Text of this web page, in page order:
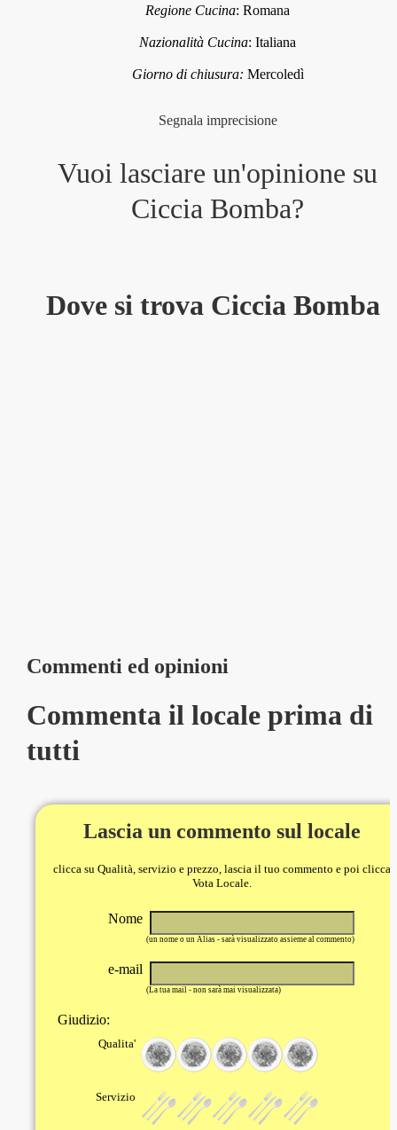
Regione Cucina:Romana
Nazionalità Cucina:Italiana
Giorno di chiusura: Mercoledì
Segnala imprecisione
Vuoi lasciare un'opinione su
Ciccia Bomba?
Dove si trova Ciccia Bomba
Commenti ed opinioni
Commenta il locale prima di
tutti
Lascia un commento sul locale
clicca su Qualità, servizio e prezzo, lascia il tuo commento e poi clicca
Vota Locale.
Nome
(un nome o un Alias - sarà visualizzato assieme al commento)
e-mail
(La tua mail - non sarà mai visualizzata)
Giudizio:
Qualita'
Servizio